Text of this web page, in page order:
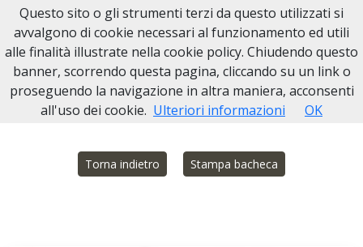
Necrologi Ivrea
Home Italia TO Vische Ettore Amione
Torna indietro Stampa bacheca
Questo sito o gli strumenti terzi da questo utilizzati si
avvalgono di cookie necessari al funzionamento ed utili
alle finalità illustrate nella cookie policy. Chiudendo questo
banner, scorrendo questa pagina, cliccando su un link o
proseguendo la navigazione in altra maniera, acconsenti
all'uso dei cookie. Ulteriori informazioni OK